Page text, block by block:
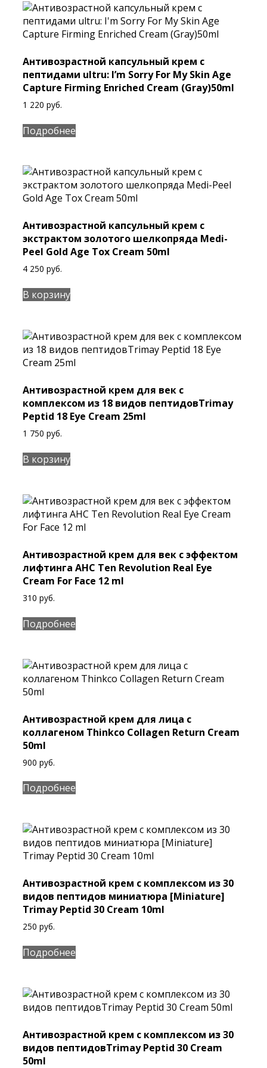
Антивозрастной капсульный крем с
пептидами ultru: I’m Sorry For My Skin Age
Capture Firming Enriched Cream (Gray)50ml
1 220 руб.
Подробнее
Антивозрастной капсульный крем с
экстрактом золотого шелкопряда Medi-
Peel Gold Age Tox Cream 50ml
4 250 руб.
В корзину
Антивозрастной крем для век с
комплексом из 18 видов пептидовTrimay
Peptid 18 Eye Cream 25ml
1 750 руб.
В корзину
Антивозрастной крем для век с эффектом
лифтинга AHC Ten Revolution Real Eye
Cream For Face 12 ml
310 руб.
Подробнее
Антивозрастной крем для лица с
коллагеном Thinkco Collagen Return Cream
50ml
900 руб.
Подробнее
Антивозрастной крем с комплексом из 30
видов пептидов миниатюра [Miniature]
Trimay Peptid 30 Cream 10ml
250 руб.
Подробнее
Антивозрастной крем с комплексом из 30
видов пептидовTrimay Peptid 30 Cream
50ml